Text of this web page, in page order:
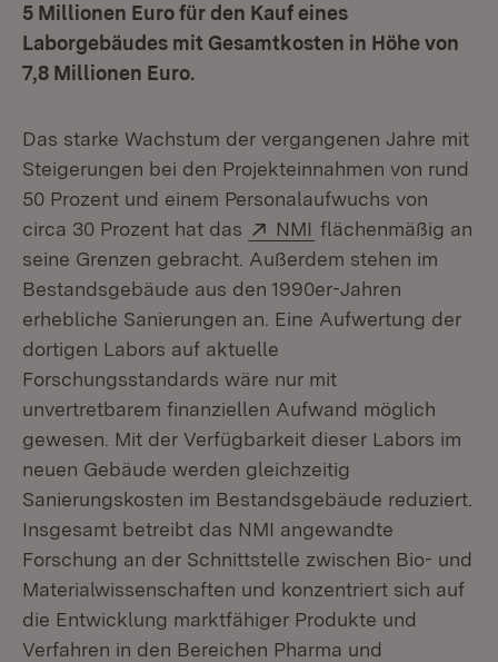
5 Millionen Euro für den Kauf eines
Laborgebäudes mit Gesamtkosten in Höhe von
7,8 Millionen Euro.
Das starke Wachstum der vergangenen Jahre mit
Steigerungen bei den Projekteinnahmen von rund
50 Prozent und einem Personalaufwuchs von
circa 30 Prozent hat das
Extern:
NMI (Öffnet in neuem
flächenmäßig an
seine Grenzen gebracht. Außerdem stehen im
Bestandsgebäude aus den 1990er-Jahren
erhebliche Sanierungen an. Eine Aufwertung der
dortigen Labors auf aktuelle
Forschungsstandards wäre nur mit
unvertretbarem finanziellen Aufwand möglich
gewesen. Mit der Verfügbarkeit dieser Labors im
neuen Gebäude werden gleichzeitig
Sanierungskosten im Bestandsgebäude reduziert.
Insgesamt betreibt das NMI angewandte
Forschung an der Schnittstelle zwischen Bio- und
Materialwissenschaften und konzentriert sich auf
die Entwicklung marktfähiger Produkte und
Verfahren in den Bereichen Pharma und